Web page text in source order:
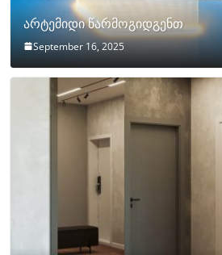
არტემიდი წარმოგიდგენთ
September 16, 2025